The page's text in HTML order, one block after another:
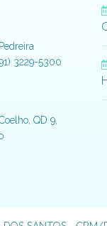
3229-5300
QD 9,